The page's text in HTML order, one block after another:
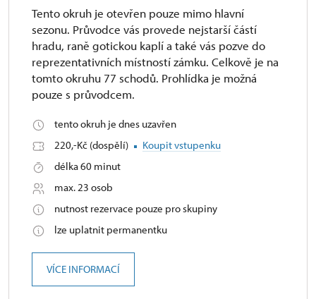
Tento okruh je otevřen pouze mimo hlavní
sezonu. Průvodce vás provede nejstarší částí
hradu, raně gotickou kaplí a také vás pozve do
reprezentativních místností zámku. Celkově je na
tomto okruhu 77 schodů. Prohlídka je možná
pouze s průvodcem.
tento okruh je dnes uzavřen
220,-Kč (dospělí)
Koupit vstupenku
délka 60 minut
max. 23 osob
nutnost rezervace pouze pro skupiny
lze uplatnit permanentku
VÍCE INFORMACÍ